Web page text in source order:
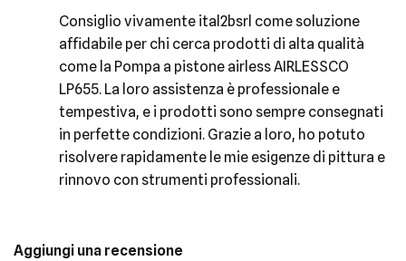
Consiglio vivamente ital2bsrl come soluzione
affidabile per chi cerca prodotti di alta qualità
come la Pompa a pistone airless AIRLESSCO
LP655. La loro assistenza è professionale e
tempestiva, e i prodotti sono sempre consegnati
in perfette condizioni. Grazie a loro, ho potuto
risolvere rapidamente le mie esigenze di pittura e
rinnovo con strumenti professionali.
Aggiungi una recensione